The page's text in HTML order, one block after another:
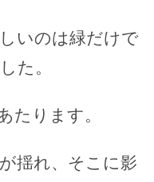
いのは緑だけで
た。
たります。
揺れ、そこに影